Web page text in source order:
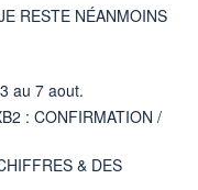
RESTE NÉANMOINS
au 7 aout.
: CONFIRMATION /
& DES